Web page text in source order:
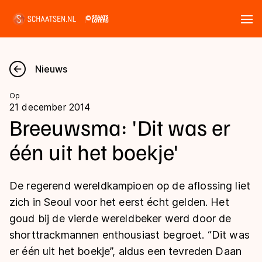
Nieuws
Kalender
Disciplines
Langebaan
Shorttrack
Inlineskaten
Uitslagen
Langebaan
Shorttrack
Marathon
Tijden & historie
Ranglijsten Langebaan
Nieuws
Op
21 december 2014
Breeuwsma: 'Dit was er
één uit het boekje'
De regerend wereldkampioen op de aflossing liet
zich in Seoul voor het eerst écht gelden. Het
goud bij de vierde wereldbeker werd door de
shorttrackmannen enthousiast begroet. “Dit was
er één uit het boekje”, aldus een tevreden Daan